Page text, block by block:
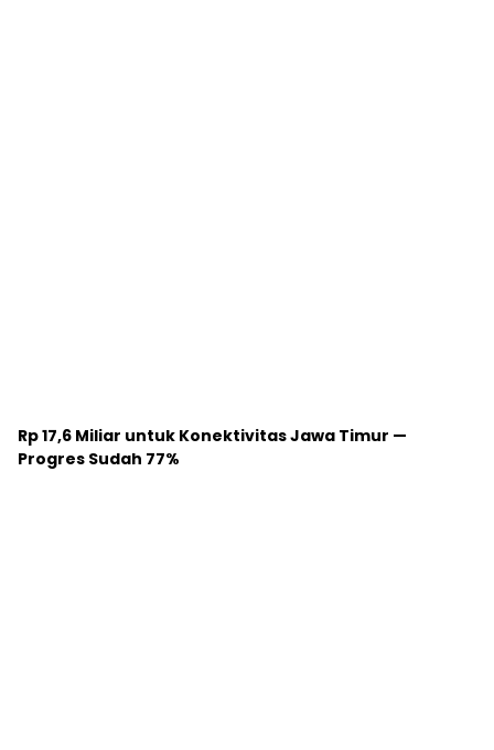
Rp 17,6 Miliar untuk Konektivitas Jawa Timur —
Progres Sudah 77%